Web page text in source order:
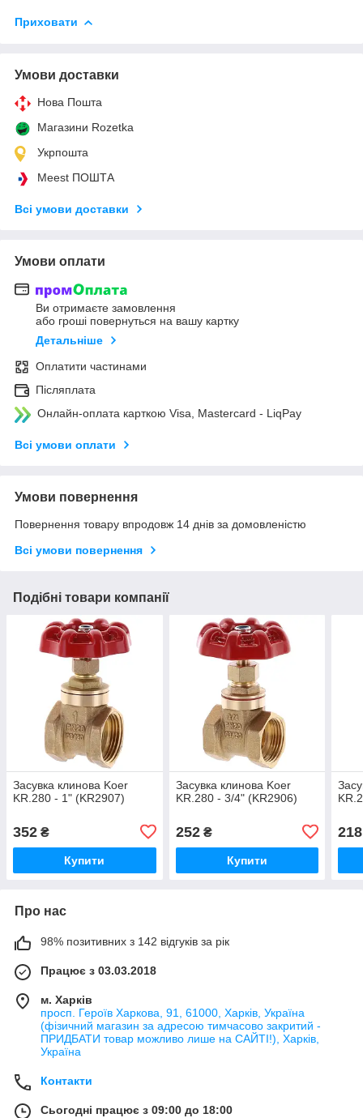
Приховати
Умови доставки
Нова Пошта
Магазини Rozetka
Укрпошта
Meest ПОШТА
Всі умови доставки
Умови оплати
Ви отримаєте замовлення
або гроші повернуться на вашу картку
Детальніше
Оплатити частинами
Післяплата
Онлайн-оплата карткою Visa, Mastercard - LiqPay
Всі умови оплати
Умови повернення
Повернення товару впродовж 14 днів за домовленістю
Всі умови повернення
Подібні товари компанії
Засувка клинова Koer
KR.280 - 1" (KR2907)
352 ₴
Купити
Засувка клинова Koer
KR.280 - 3/4" (KR2906)
252₴
Купити
218
Про нас
98% позитивних з 142 відгуків за рік
Працює з 03.03.2018
м. Харків
просп. Героїв Харкова, 91, 61000, Харків, Україна
(фізичний магазин за адресою тимчасово закритий -
ПРИДБАТИ товар можливо лише на САЙТІ!), Харків,
Україна
Контакти
Сьогодні працює з 09:00 до 18:00